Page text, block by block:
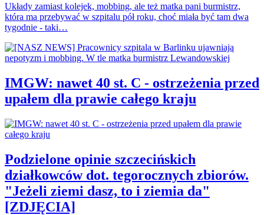
Układy zamiast kolejek, mobbing, ale też matka pani burmistrz,
która ma przebywać w szpitalu pół roku, choć miała być tam dwa
tygodnie - taki…
IMGW: nawet 40 st. C - ostrzeżenia przed
upałem dla prawie całego kraju
Podzielone opinie szczecińskich
działkowców dot. tegorocznych zbiorów.
"Jeżeli ziemi dasz, to i ziemia da"
[ZDJĘCIA]